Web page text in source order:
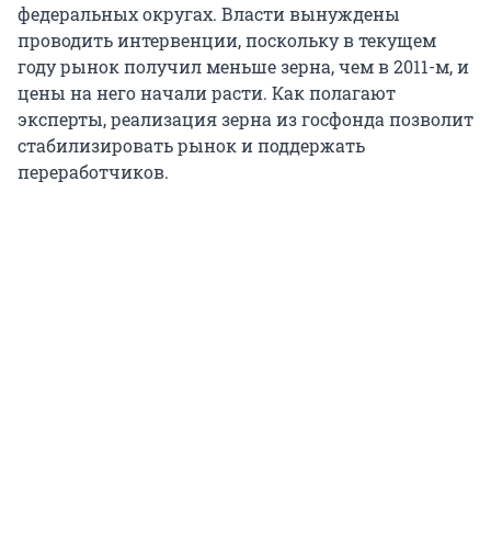
федеральных округах. Власти вынуждены
проводить интервенции, поскольку в текущем
году рынок получил меньше зерна, чем в 2011-м, и
цены на него начали расти. Как полагают
эксперты, реализация зерна из госфонда позволит
стабилизировать рынок и поддержать
переработчиков.